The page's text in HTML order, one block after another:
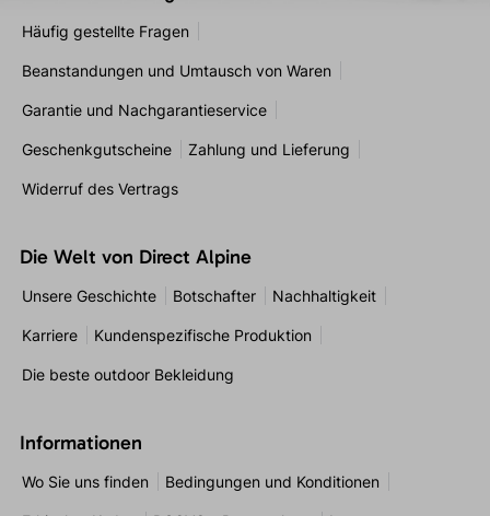
Häufig gestellte Fragen
Beanstandungen und Umtausch von Waren
Garantie und Nachgarantieservice
Geschenkgutscheine Zahlung und Lieferung
Widerruf des Vertrags
Die Welt von Direct Alpine
Unsere Geschichte Botschafter Nachhaltigkeit
Karriere Kundenspezifische Produktion
Die beste outdoor Bekleidung
Informationen
Wo Sie uns finden Bedingungen und Konditionen